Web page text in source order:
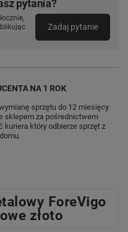
pytania?
Zadaj pytanie
NA 1 ROK
sprzętu do 12 miesięcy
sklepem za pośrednictwem
który odbierze sprzęt z
ForeVigo
złoto